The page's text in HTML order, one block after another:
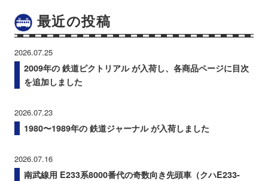
最近の投稿
2026.07.25
2009年の 鉄道ピクトリアル が入荷し、各商品ページに目次
を追加しました
2026.07.23
1980〜1989年の 鉄道ジャーナル が入荷しました
2026.07.16
南武線用 E233系8000番代の奇数向き先頭車（クハE233-